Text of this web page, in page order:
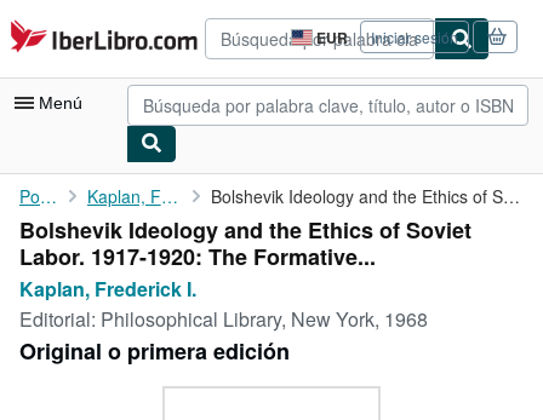
Pasar al contenido principal
IberLibro.com EUR
Preferencias
de
compra
del
Iniciar sesión
Menú
Mi cuenta
Consultar mis pedidos
Búsqueda avanzada
Colecciones
Libros antiguos
Portada Kaplan, Frederick I. Bolshevik Ideology and the Ethics of Soviet Labor. 1917-1920: ...
Bolshevik Ideology and the Ethics of Soviet
Labor. 1917-1920: The Formative...
Kaplan, Frederick I.
Editorial: Philosophical Library, New York, 1968
Original o primera edición